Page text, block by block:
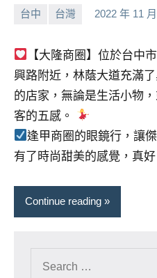
台中 台灣 2022 年 11
小
No
【大隆商圈】位於台中
興路附近，林蔭大道充滿
的店家，無論是生活小物
客的五感。
逢甲商圈的眼鏡行，讓
有了時尚甜美的感覺，真好
Continue reading